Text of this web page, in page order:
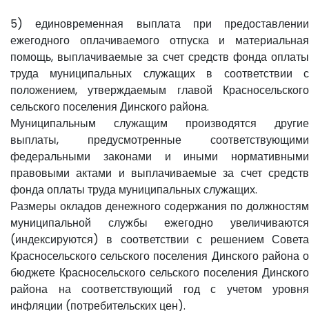
5) единовременная выплата при предоставлении
ежегодного оплачиваемого отпуска и материальная
помощь, выплачиваемые за счет средств фонда оплаты
труда муниципальных служащих в соответствии с
положением, утверждаемым главой Красносельского
сельского поселения Динского района.
Муниципальным служащим производятся другие
выплаты, предусмотренные соответствующими
федеральными законами и иными нормативными
правовыми актами и выплачиваемые за счет средств
фонда оплаты труда муниципальных служащих.
Размеры окладов денежного содержания по должностям
муниципальной службы ежегодно увеличиваются
(индексируются) в соответствии с решением Совета
Красносельского сельского поселения Динского района о
бюджете Красносельского сельского поселения Динского
района на соответствующий год с учетом уровня
инфляции (потребительских цен).